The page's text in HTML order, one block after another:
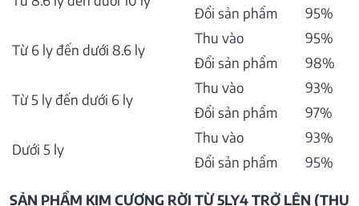
Đổi sản phẩm
95%
Từ 6 ly đến dưới 8.6 ly
Thu vào
95%
Đổi sản phẩm
98%
Từ 5 ly đến dưới 6 ly
Thu vào
93%
Đổi sản phẩm
97%
Dưới 5 ly
Thu vào
93%
Đổi sản phẩm
95%
SẢN PHẨM KIM CƯƠNG RỜI TỪ 5LY4 TRỞ LÊN (THU